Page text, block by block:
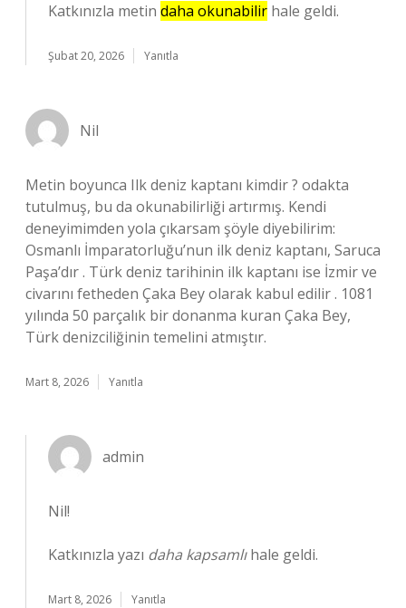
Katkınızla metin daha okunabilir hale geldi.
Şubat 20, 2026 Yanıtla
Nil
Metin boyunca Ilk deniz kaptanı kimdir ? odakta
tutulmuş, bu da okunabilirliği artırmış. Kendi
deneyimimden yola çıkarsam şöyle diyebilirim:
Osmanlı İmparatorluğu’nun ilk deniz kaptanı, Saruca
Paşa’dır . Türk deniz tarihinin ilk kaptanı ise İzmir ve
civarını fetheden Çaka Bey olarak kabul edilir . 1081
yılında 50 parçalık bir donanma kuran Çaka Bey,
Türk denizciliğinin temelini atmıştır.
Mart 8, 2026 Yanıtla
admin
Nil!
Katkınızla yazı daha kapsamlıhale geldi.
Mart 8, 2026 Yanıtla